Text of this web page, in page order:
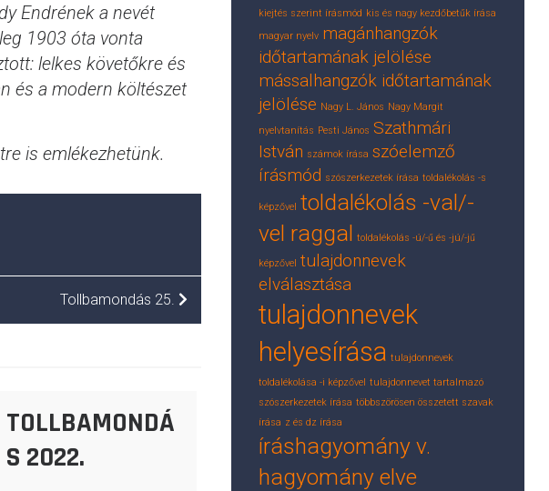
Endrének a nevét
1903 óta vonta
lelkes követőkre és
és a modern költészet
is emlékezhetünk.
Tollbamondás 25.
TOLLBAMONDÁ
S 2022.
kiejtés szerint írásmód kis és nagy kezdőbetűk írása
magyar nyelv magánhangzók
időtartamának jelölése
mássalhangzók időtartamának
jelölése Nagy L. János Nagy Margit
nyelvtanítás Pesti János Szathmári
István számok írása szóelemző
írásmód szószerkezetek írása toldalékolás -s
képzővel toldalékolás -val/-
vel raggal toldalékolás -ú/-ű és -jú/-jű
képzővel tulajdonnevek
elválasztása
tulajdonnevek
helyesírása tulajdonnevek
toldalékolása -i képzővel tulajdonnevet tartalmazó
szószerkezetek írása többszörösen összetett szavak
írása z és dz írása
íráshagyomány v.
hagyomány elve